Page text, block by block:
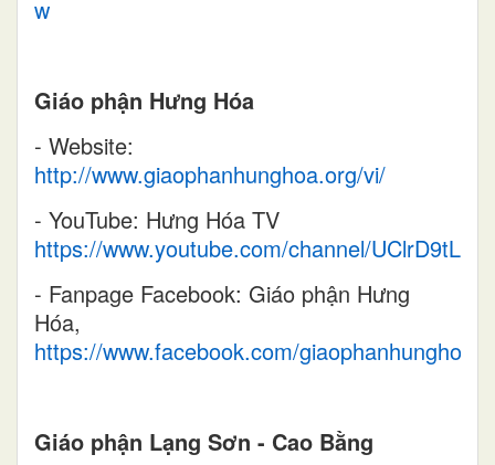
w
Giáo phận Hưng Hóa
- Website:
http://www.giaophanhunghoa.org/vi/
- YouTube: Hưng Hóa TV
https://www.youtube.com/channel/
- Fanpage Facebook: Giáo phận Hưng
Hóa,
https://www.facebook.com/
Giáo phận Lạng Sơn - Cao Bằng